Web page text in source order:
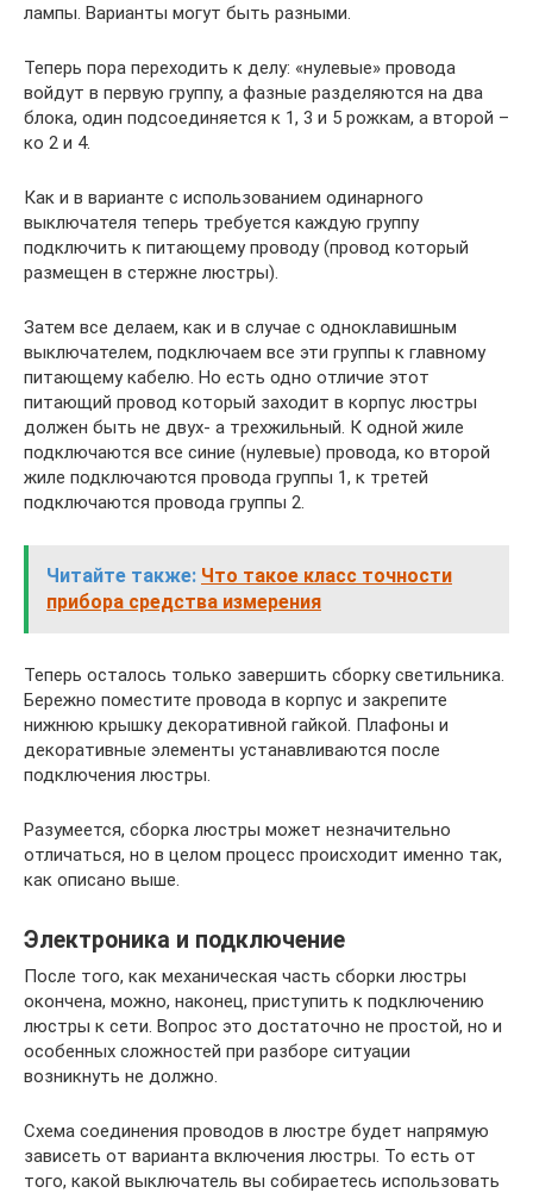
лампы. Варианты могут быть разными.
Теперь пора переходить к делу: «нулевые» провода
войдут в первую группу, а фазные разделяются на два
блока, один подсоединяется к 1, 3 и 5 рожкам, а второй –
ко 2 и 4.
Как и в варианте с использованием одинарного
выключателя теперь требуется каждую группу
подключить к питающему проводу (провод который
размещен в стержне люстры).
Затем все делаем, как и в случае с одноклавишным
выключателем, подключаем все эти группы к главному
питающему кабелю. Но есть одно отличие этот
питающий провод который заходит в корпус люстры
должен быть не двух- а трехжильный. К одной жиле
подключаются все синие (нулевые) провода, ко второй
жиле подключаются провода группы 1, к третей
подключаются провода группы 2.
Читайте также: Что такое класс точности
прибора средства измерения
Теперь осталось только завершить сборку светильника.
Бережно поместите провода в корпус и закрепите
нижнюю крышку декоративной гайкой. Плафоны и
декоративные элементы устанавливаются после
подключения люстры.
Разумеется, сборка люстры может незначительно
отличаться, но в целом процесс происходит именно так,
как описано выше.
Электроника и подключение
После того, как механическая часть сборки люстры
окончена, можно, наконец, приступить к подключению
люстры к сети. Вопрос это достаточно не простой, но и
особенных сложностей при разборе ситуации
возникнуть не должно.
Схема соединения проводов в люстре будет напрямую
зависеть от варианта включения люстры. То есть от
того, какой выключатель вы собираетесь использовать